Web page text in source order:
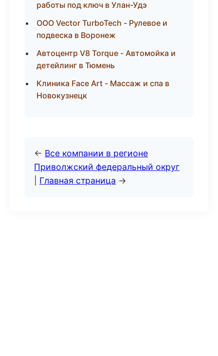
работы под ключ в Улан-Удэ
ООО Vector TurboTech - Рулевое и
подвеска в Воронеж
Автоцентр V8 Torque - Автомойка и
детейлинг в Тюмень
Клиника Face Art - Массаж и спа в
Новокузнецк
← Все компании в регионе
Приволжский федеральный округ
Главная страница →